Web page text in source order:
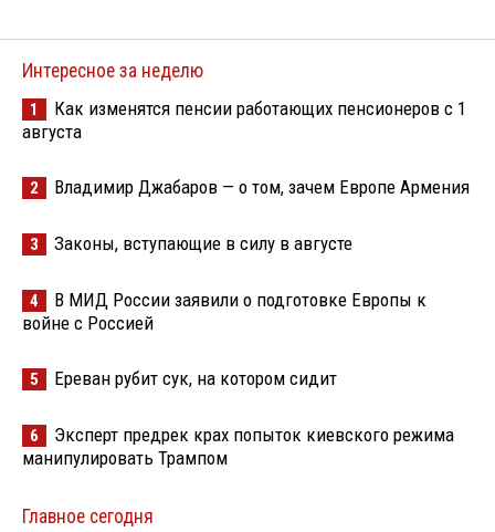
Интересное за неделю
1
Как изменятся пенсии работающих пенсионеров с 1
августа
2 Владимир Джабаров — о том, зачем Европе Армения
3 Законы, вступающие в силу в августе
4
В МИД России заявили о подготовке Европы к
войне с Россией
5 Ереван рубит сук, на котором сидит
6
Эксперт предрек крах попыток киевского режима
манипулировать Трампом
Главное сегодня